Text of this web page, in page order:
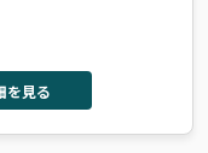
を見る